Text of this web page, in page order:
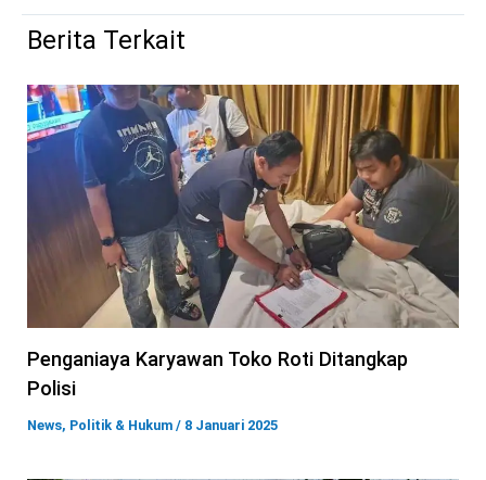
Berita Terkait
Penganiaya Karyawan Toko Roti Ditangkap
Polisi
News, Politik & Hukum / 8 Januari 2025